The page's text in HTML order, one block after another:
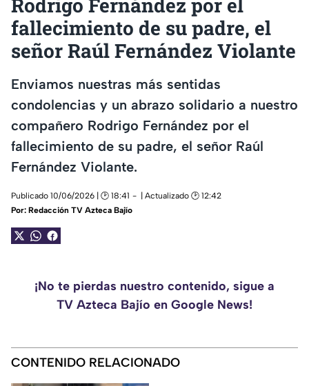
Rodrigo Fernández por el
fallecimiento de su padre, el
señor Raúl Fernández Violante
Enviamos nuestras más sentidas
condolencias y un abrazo solidario a nuestro
compañero Rodrigo Fernández por el
fallecimiento de su padre, el señor Raúl
Fernández Violante.
Publicado 10/06/2026 | 🕑 18:41
| Actualizado 🕑 12:42
Por: Redacción TV Azteca Bajío
¡No te pierdas nuestro contenido, sigue a
TV Azteca Bajío en Google News!
CONTENIDO RELACIONADO